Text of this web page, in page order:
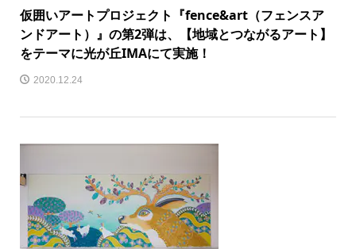
仮囲いアートプロジェクト『fence&art（フェンスア
ンドアート）』の第2弾は、【地域とつながるアート】
をテーマに光が丘IMAにて実施！
2020.12.24